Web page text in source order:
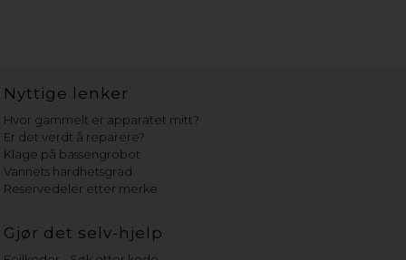
Nyttige lenker
Hvor gammelt er apparatet mitt?
Er det verdt å reparere?
Klage på bassengrobot
Vannets hardhetsgrad
Reservedeler etter merke
Gjør det selv-hjelp